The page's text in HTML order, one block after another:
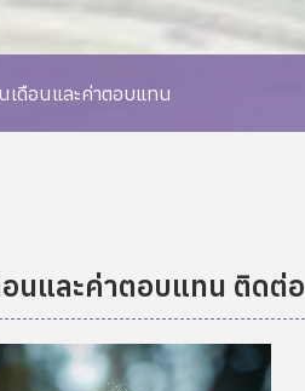
เดือนและค่าตอบแทน
อนและค่าตอบแทน ติดต่อ